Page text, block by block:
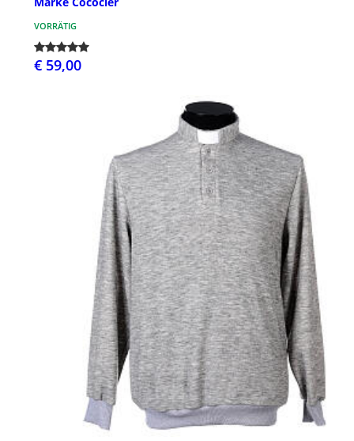
VORRÄTIG
€ 59,00